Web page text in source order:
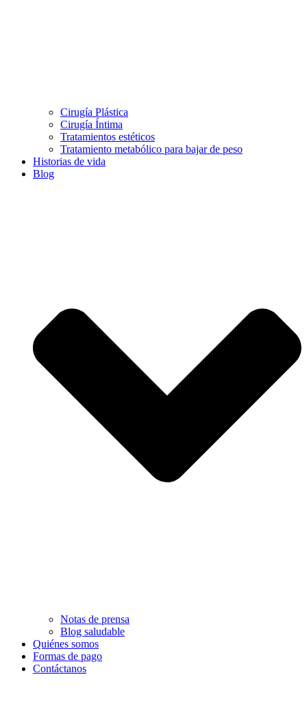
Cirugía Plástica
Cirugía Íntima
Tratamientos estéticos
Tratamiento metabólico para bajar de peso
Historias de vida
Blog
Notas de prensa
Blog saludable
Quiénes somos
Formas de pago
Contáctanos